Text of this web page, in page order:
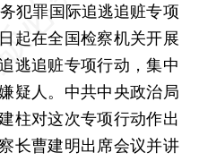
犯罪国际追逃追赃专项
起在全国检察机关开展
逃追赃专项行动，集中
疑人。中共中央政治局
柱对这次专项行动作出
长曹建明出席会议并讲